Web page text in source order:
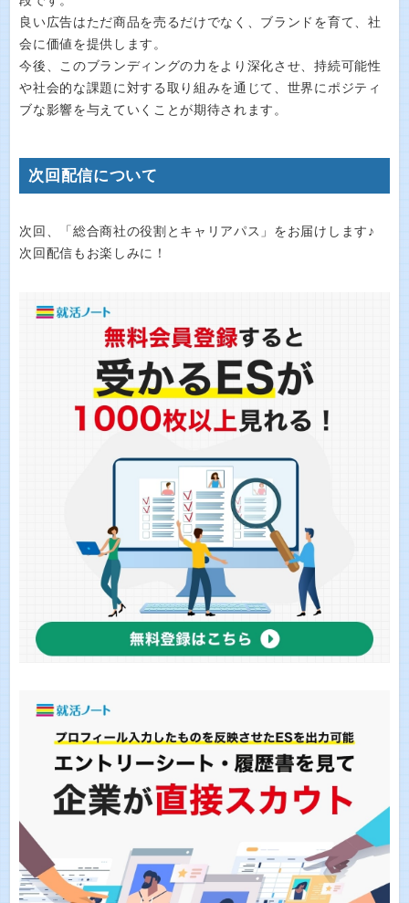
良い広告はただ商品を売るだけでなく、ブランドを育て、社
会に価値を提供します。
今後、このブランディングの力をより深化させ、持続可能性
や社会的な課題に対する取り組みを通じて、世界にポジティ
ブな影響を与えていくことが期待されます。
次回配信について
次回、「総合商社の役割とキャリアパス」をお届けします♪
次回配信もお楽しみに！